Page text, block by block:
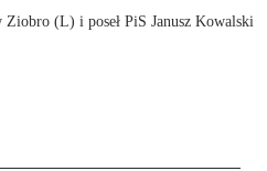
(L) i poseł PiS Janusz Kowalski